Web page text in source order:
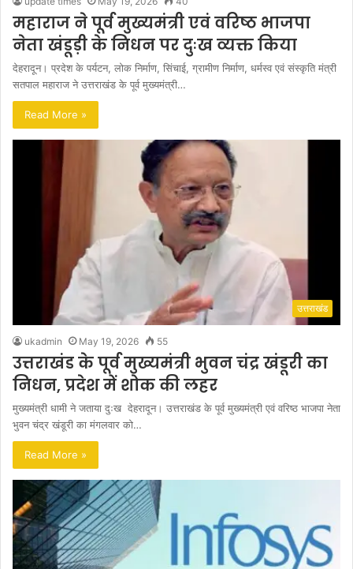
महाराज ने पूर्व मुख्यमंत्री एवं वरिष्ठ भाजपा
नेता खंडूड़ी के निधन पर दुःख व्यक्त किया
देहरादून। प्रदेश के पर्यटन, लोक निर्माण, सिंचाई, ग्रामीण निर्माण, धर्मस्व एवं संस्कृति मंत्री
सतपाल महाराज ने उत्तराखंड के पूर्व मुख्यमंत्री…
Read More »
उत्तराखंड
ukadmin May 19, 2026 55
उत्तराखंड के पूर्व मुख्यमंत्री भुवन चंद्र खंडूरी का
निधन, प्रदेश में शोक की लहर
मुख्यमंत्री धामी ने जताया दुःख देहरादून। उत्तराखंड के पूर्व मुख्यमंत्री एवं वरिष्ठ भाजपा नेता
भुवन चंद्र खंडूरी का मंगलवार को…
Read More »